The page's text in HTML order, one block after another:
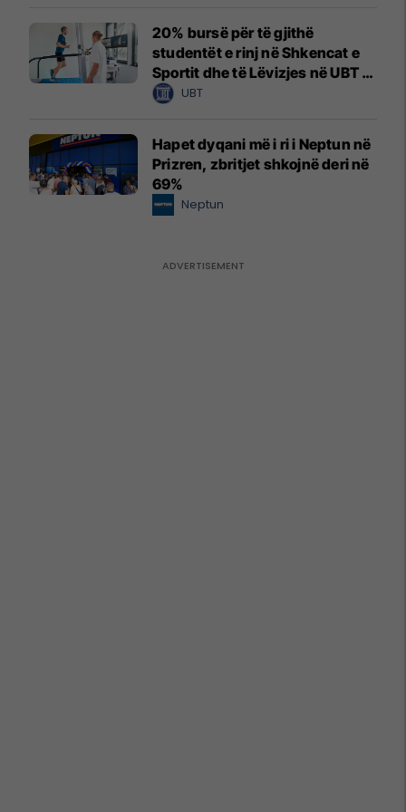
20% bursë për të gjithë
studentët e rinj në Shkencat e
Sportit dhe të Lëvizjes në UBT –
vendet janë të limituara
UBT
Hapet dyqani më i ri i Neptun në
Prizren, zbritjet shkojnë deri në
69%
Neptun